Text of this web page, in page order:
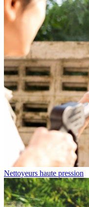
Nettoyeurs haute pression